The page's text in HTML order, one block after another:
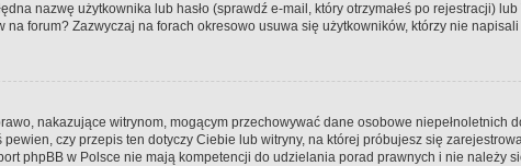
nazwę użytkownika lub hasło (sprawdź e-mail, który otrzymałeś po rejestracji)
na forum? Zazwyczaj na forach okresowo usuwa się użytkowników, którzy nie
nakazujące witrynom, mogącym przechowywać dane osobowe
czy przepis ten dotyczy Ciebie lub witryny, na której próbujesz się
phpBB w Polsce nie mają kompetencji do udzielania porad prawnych i nie należy